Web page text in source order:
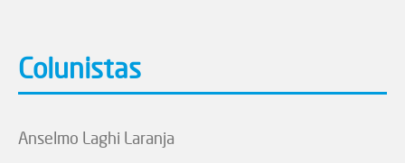
Colunistas
Anselmo Laghi Laranja